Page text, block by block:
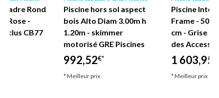
Cadre Rond
- Rose -
CB77
Piscine hors sol aspect
bois Alto Diam 3.00m h
1.20m - skimmer
motorisé GRE Piscines
992,52€*
* Meilleur prix
Piscine
Frame - 503
cm - Grise -
des
1 603,95
* Meilleur prix